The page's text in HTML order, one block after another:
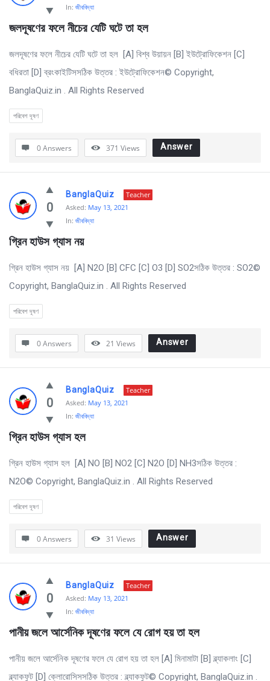
In: জীববিদ্যা
জলদূষণের ফলে নীচের যেটি ঘটে তা হল
জলদূষণের ফলে নীচের যেটি ঘটে তা হল [A] বিশ্ব উয়ায়ন [B] ইউট্রোফিকেশন [C]
বধিরতা [D] ব্রংকাইটিসসঠিক উত্তর : ইউট্রোফিকেশন© Copyright,
BanglaQuiz.in . All Rights Reserved
পরিবেশ দূষণ
0 Answers 371 Views Answer
0
BanglaQuiz
Teacher
Asked: May 13, 2021
In: জীববিদ্যা
গ্রিন হাউস গ্যাস নয়
গ্রিন হাউস গ্যাস নয় [A] N2O [B] CFC [C] O3 [D] SO2সঠিক উত্তর : SO2©
Copyright, BanglaQuiz.in . All Rights Reserved
পরিবেশ দূষণ
0 Answers 21 Views Answer
0
BanglaQuiz
Teacher
Asked: May 13, 2021
In: জীববিদ্যা
গ্রিন হাউস গ্যাস হল
গ্রিন হাউস গ্যাস হল [A] NO [B] NO2 [C] N2O [D] NH3সঠিক উত্তর :
N2O© Copyright, BanglaQuiz.in . All Rights Reserved
পরিবেশ দূষণ
0 Answers 31 Views Answer
0
BanglaQuiz
Teacher
Asked: May 13, 2021
In: জীববিদ্যা
পানীয় জলে আর্সেনিক দূষণের ফলে যে রােগ হয় তা হল
পানীয় জলে আর্সেনিক দূষণের ফলে যে রােগ হয় তা হল [A] মিনামাটা [B] ব্ল্যাকলাং [C]
ব্ল্যাকফুট [D] ক্লোরোসিসসঠিক উত্তর : ব্ল্যাকফুট© Copyright, BanglaQuiz.in .